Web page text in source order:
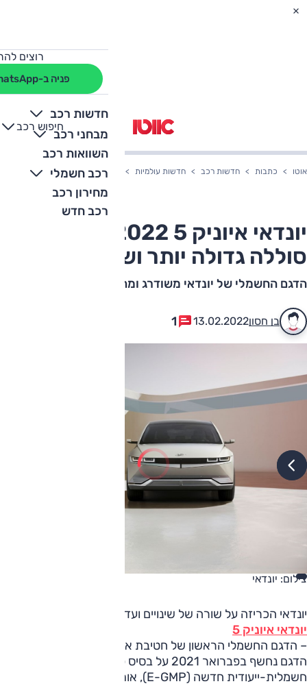
רוצים
פניה ב-WhatsApp
חדשות רכב
מבחני רכב
השוואות רכב
רכב חשמלי
מחירון רכב
רכב חדש
חיפוש רכב
+
-
אוטו כתבות חדשות רכב חדשות עולמיות יונדאי איוניק 5 2022 מחודש: סוללה גדולה יותר ושורת שיפורים
סוללה גדולה יותר ושורת שיפורים
הדגם החשמלי של יונדאי משודרג ומתעדכן שנה לאחר הצגתו
בן חסון13.02.2022
1
צילום: יונדאי
יונדאי הכריזה על שורה של שינויים ועדכונים לרכב הפנאי
יונדאי איוניק 5
– הדגם החשמלי הראשון של חטיבת איוניק החשמלית-ייעודית.
הדגם נחשף בפברואר 2021 על בסיס פלטפורמה
חשמלית-ייעודית חדשה (E-GMP), אותה הוא חולק כיום עם שני